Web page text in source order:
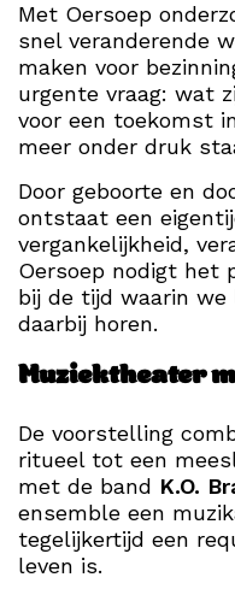
Met Oersoep
snel veranderende
maken voor
urgente vraag: wat
voor een toekomst
meer onder druk
Door geboorte en
ontstaat een
vergankelijkheid,
Oersoep nodigt het
bij de tijd waarin we
daarbij horen.
Muziektheater
De voorstelling
ritueel tot een
met de band K.O.
ensemble een
tegelijkertijd een
leven is.